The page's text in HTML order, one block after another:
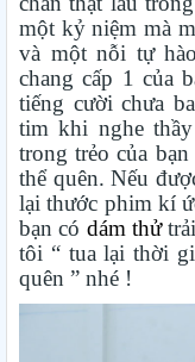
một kỷ niệm mà
và một nỗi tự
chang cấp 1 của
tiếng cười chưa
tim khi nghe
trong trẻo của
thể quên. Nếu
lại thước phim kí
bạn có dám thử
tôi “ tua lại thời
quên ” nhé !